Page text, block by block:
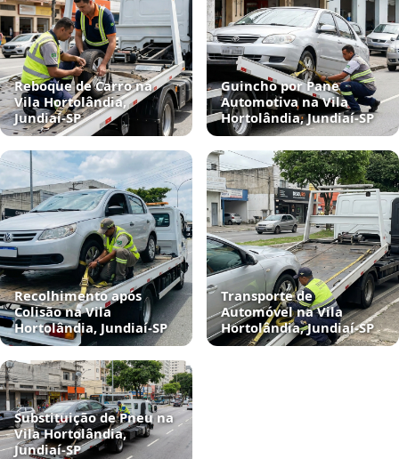
Reboque de Carro na
Vila Hortolândia,
Jundiaí‑SP
Guincho por Pane
Automotiva na Vila
Hortolândia, Jundiaí‑SP
Recolhimento após
Colisão na Vila
Hortolândia, Jundiaí‑SP
Transporte de
Automóvel na Vila
Hortolândia, Jundiaí‑SP
Substituição de Pneu na
Vila Hortolândia,
Jundiaí‑SP